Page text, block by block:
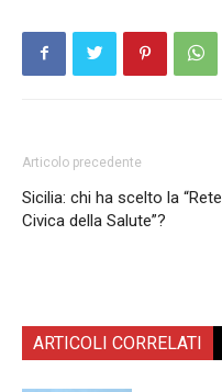
Articolo precedente
Sicilia: chi ha scelto la “Rete
Civica della Salute”?
ARTICOLI CORRELATI